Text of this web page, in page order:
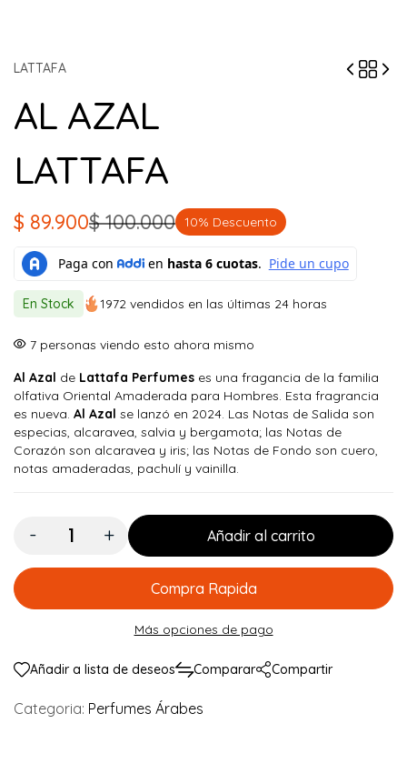
LATTAFA
AL AZAL
LATTAFA
$100.000
El
precio
original
era:
$ 100.000.
$ 89.900
El
precio
actual
es:
$ 89.900.
10% Descuento
En Stock 1972 vendidos en las últimas 24 horas
16personas viendo esto ahora mismo
Al Azal de Lattafa Perfumes es una fragancia de la familia
olfativa Oriental Amaderada para Hombres. Esta fragrancia
es nueva. Al Azal se lanzó en 2024. Las Notas de Salida son
especias, alcaravea, salvia y bergamota; las Notas de
Corazón son alcaravea y iris; las Notas de Fondo son cuero,
notas amaderadas, pachulí y vainilla.
Cantidad:
Añadir al carrito
Compra Rapida
Más opciones de pago
Añadir a lista de deseos Comparar Compartir
Categoria: Perfumes Árabes